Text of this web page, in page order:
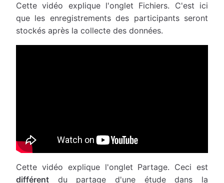
Cette vidéo explique l'onglet Fichiers. C'est ici
que les enregistrements des participants seront
stockés après la collecte des données.
Cette vidéo explique l'onglet Partage. Ceci est
différent du partage d'une étude dans la